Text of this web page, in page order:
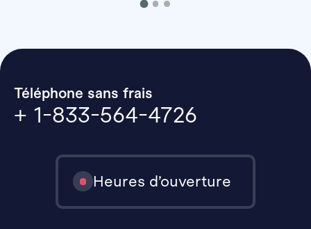
Téléphone sans frais
+ 1-833-564-4726
Heures d’ouverture